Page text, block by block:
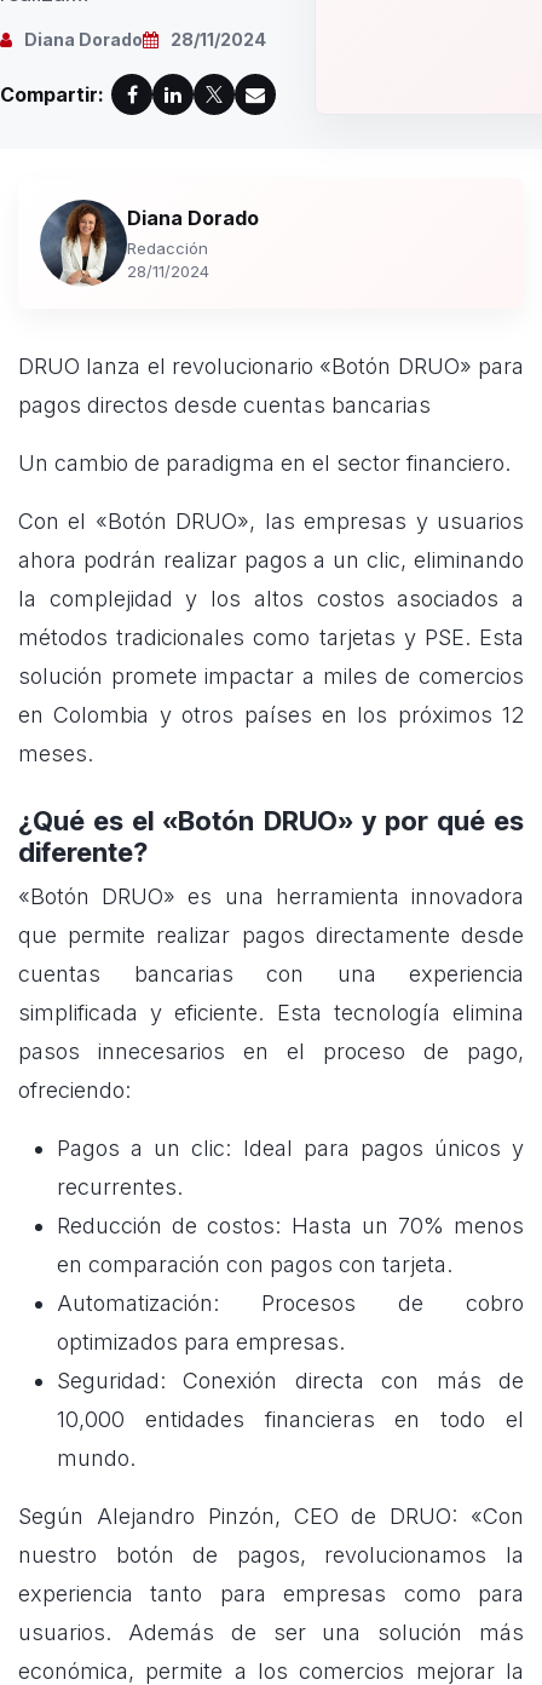
Diana Dorado 28/11/2024
Compartir:
Diana Dorado
Redacción
28/11/2024
DRUO lanza el revolucionario «Botón DRUO» para
pagos directos desde cuentas bancarias
Un cambio de paradigma en el sector financiero.
Con el «Botón DRUO», las empresas y usuarios
ahora podrán realizar pagos a un clic, eliminando
la complejidad y los altos costos asociados a
métodos tradicionales como tarjetas y PSE. Esta
solución promete impactar a miles de comercios
en Colombia y otros países en los próximos 12
meses.
¿Qué es el «Botón DRUO» y por qué es
diferente?
«Botón DRUO» es una herramienta innovadora
que permite realizar pagos directamente desde
cuentas bancarias con una experiencia
simplificada y eficiente. Esta tecnología elimina
pasos innecesarios en el proceso de pago,
ofreciendo:
Pagos a un clic: Ideal para pagos únicos y
recurrentes.
Reducción de costos: Hasta un 70% menos
en comparación con pagos con tarjeta.
Automatización: Procesos de cobro
optimizados para empresas.
Seguridad: Conexión directa con más de
10,000 entidades financieras en todo el
mundo.
Según Alejandro Pinzón, CEO de DRUO: «Con
nuestro botón de pagos, revolucionamos la
experiencia tanto para empresas como para
usuarios. Además de ser una solución más
económica, permite a los comercios mejorar la